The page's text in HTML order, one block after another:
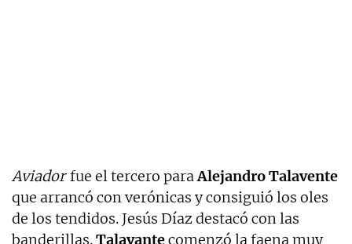
Aviadorfue el tercero paraAlejandro Talavente
que arrancó con verónicas y consiguió los oles
de los tendidos. Jesús Díaz destacó con las
banderillas.Talavantecomenzó la faena muy